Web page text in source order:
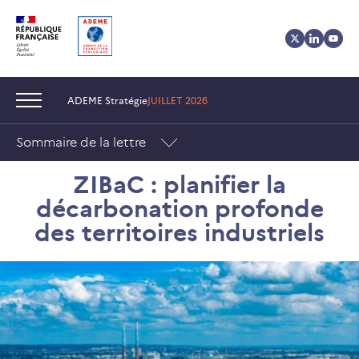
au
contenu
au
menu
des
cookies
Navigation :ADEME StratégieJUILLET 2026
Sommaire de la lettre
ZIBaC : planifier la
décarbonation profonde
des territoires industriels